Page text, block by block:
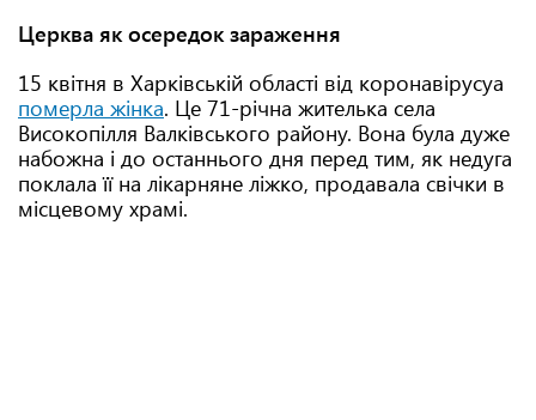
Церква як осередок зараження
15 квітня в Харківській області від коронавірусуа
померла жінка. Це 71-річна жителька села
Високопілля Валківського району. Вона була дуже
набожна і до останнього дня перед тим, як недуга
поклала її на лікарняне ліжко, продавала свічки в
місцевому храмі.